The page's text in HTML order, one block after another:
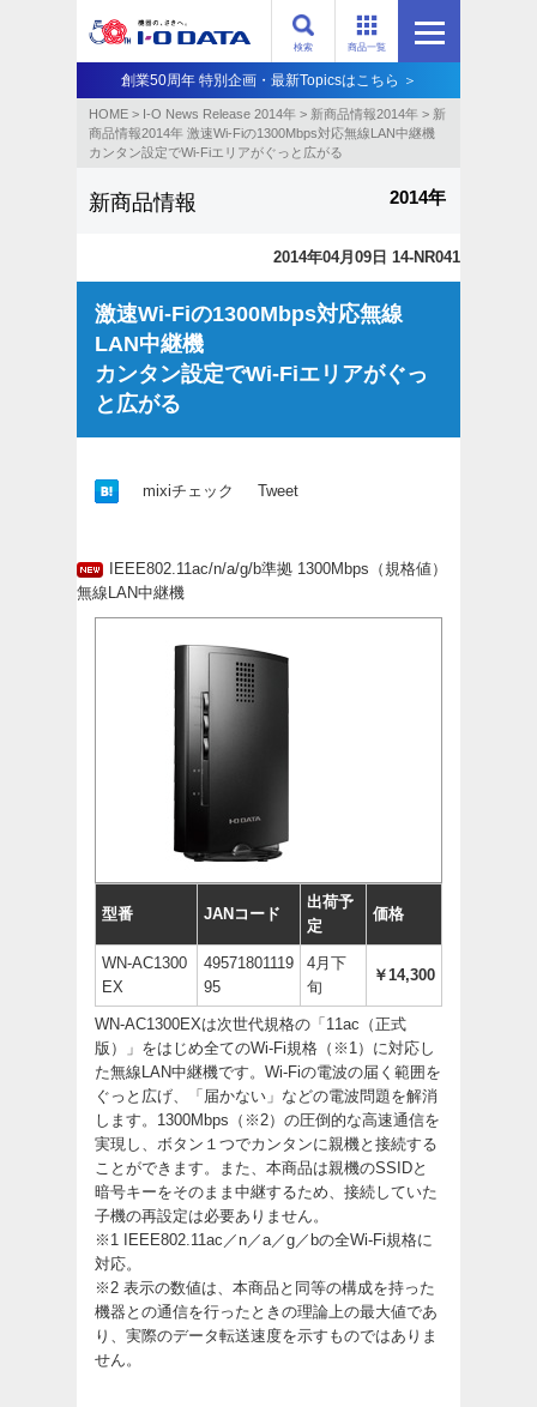
商品一覧
検索
創業50周年 特別企画・最新Topicsはこちら ＞
HOME > I-O News Release 2014年 > 新商品情報2014年 > 新
商品情報2014年 激速Wi-Fiの1300Mbps対応無線LAN中継機
カンタン設定でWi-Fiエリアがぐっと広がる
新商品情報 2014年
2014年04月09日 14-NR041
激速Wi-Fiの1300Mbps対応無線
LAN中継機
カンタン設定でWi-Fiエリアがぐっ
と広がる
mixiチェック Tweet
IEEE802.11ac/n/a/g/b準拠 1300Mbps（規格値）
無線LAN中継機
型番 JANコード
出荷予
定
価格
WN-AC1300
EX
49571801119
95
4月下
旬
￥14,300
WN-AC1300EXは次世代規格の「11ac（正式
版）」をはじめ全てのWi-Fi規格（※1）に対応し
た無線LAN中継機です。Wi-Fiの電波の届く範囲を
ぐっと広げ、「届かない」などの電波問題を解消
します。1300Mbps（※2）の圧倒的な高速通信を
実現し、ボタン１つでカンタンに親機と接続する
ことができます。また、本商品は親機のSSIDと
暗号キーをそのまま中継するため、接続していた
子機の再設定は必要ありません。
※1 IEEE802.11ac／n／a／g／bの全Wi-Fi規格に
対応。
※2 表示の数値は、本商品と同等の構成を持った
機器との通信を行ったときの理論上の最大値であ
り、実際のデータ転送速度を示すものではありま
せん。